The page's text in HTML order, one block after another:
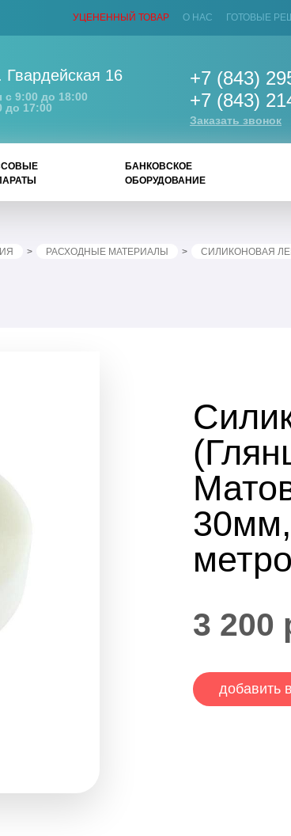
УЦЕНЕННЫЙ ТОВАР О НАС ГОТОВЫЕ
Гвардейская 16
9:00 до 18:00
до 17:00
+7 (843)
+7 (843)
Заказать звонок
БАНКОВСКОЕ
ОБОРУДОВАНИЕ
РАСХОДНЫЕ МАТЕРИАЛЫ
СИЛИКОНОВАЯ
3 200
добавить